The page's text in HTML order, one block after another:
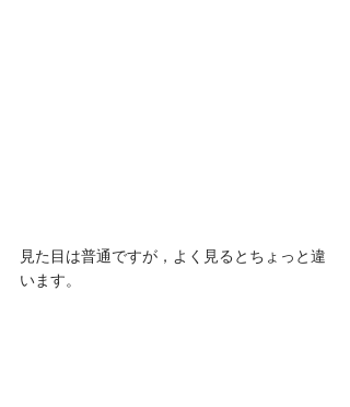
見た目は普通ですが，よく見るとちょっと違
います。